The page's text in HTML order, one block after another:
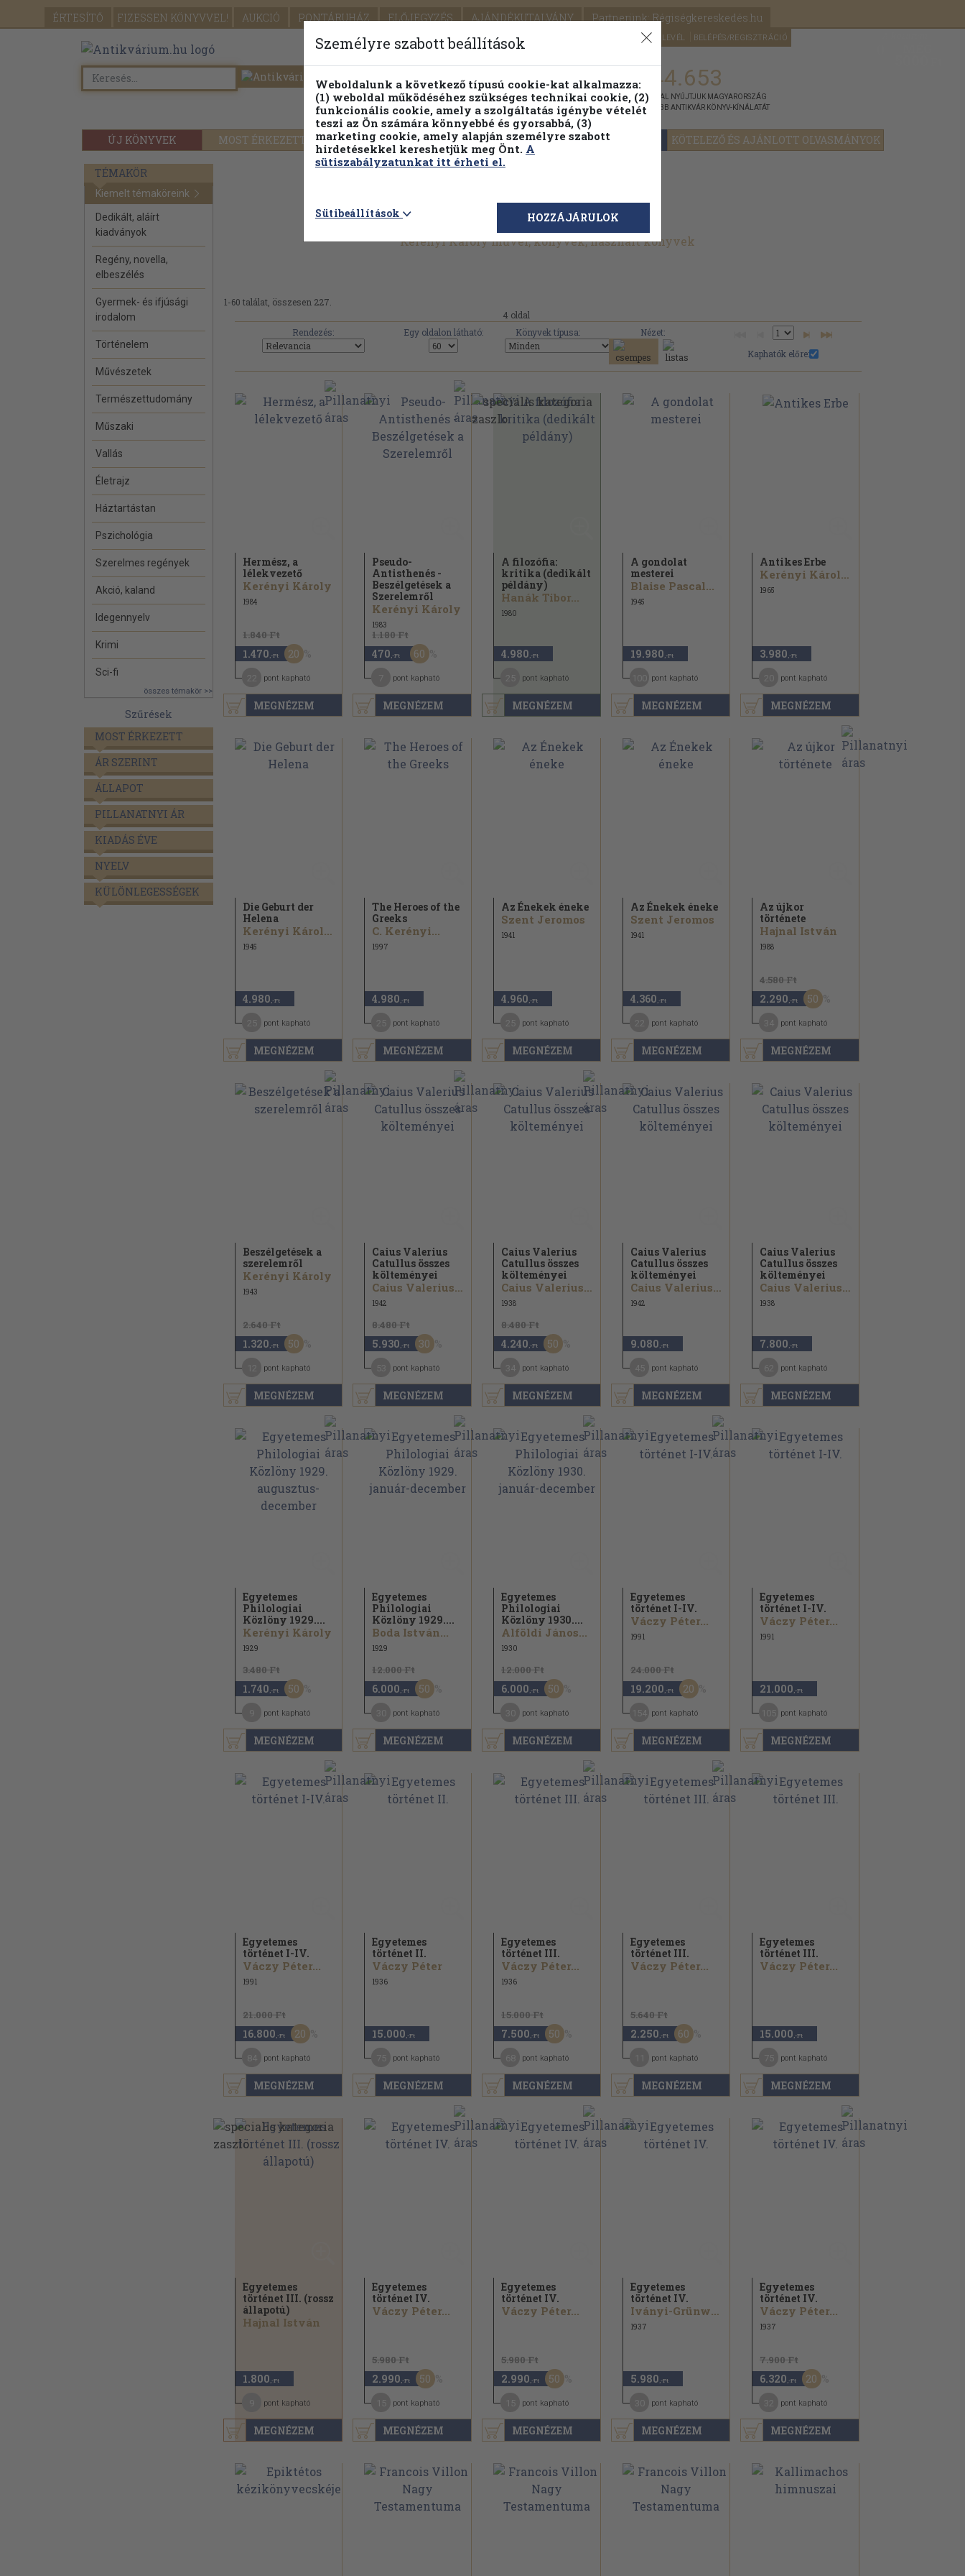
ÉRTESÍTŐ FIZESSEN KÖNYVVEL! AUKCIÓ PONTÁRUHÁZ ELŐJEGYZÉS AJÁNDÉKUTALVÁNY Partnerünk: Régiségkereskedés.hu
SEGÍTSÉG HÍRLEVÉL BELÉPÉS/REGISZTRÁCIÓ
ÚJ KÖNYVEK MOST ÉRKEZETT PILLANATNYI ÁRAINK FENNTARTHATÓ OLVASMÁNYOK KÖTELEZŐ ÉS AJÁNLOTT OLVASMÁNYOK
Részletes kereső Témaköri fa 1.144.653
KIADVÁNNYAL NYÚJTJUK MAGYARORSZÁG
LEGNAGYOBB ANTIKVÁR KÖNYV-KÍNÁLATÁT
TÉMAKÖR
Kiemelt témaköreink
Dedikált, aláírt
kiadványok
Regény, novella,
elbeszélés
Gyermek- és ifjúsági
irodalom
Történelem
Művészetek
Természettudomány
Műszaki
Vallás
Életrajz
Háztartástan
Pszichológia
Szerelmes regények
Akció, kaland
Idegennyelv
Krimi
Sci-fi
összes témakör >>
Szűrések
MOST ÉRKEZETT
ÁR SZERINT
ÁLLAPOT
PILLANATNYI ÁR
KIADÁS ÉVE
NYELV
KÜLÖNLEGESSÉGEK
Kerényi Károly művei, könyvek, használt könyvek
1-60 találat, összesen 227.
4 oldal
Rendezés:
Egy oldalon látható: Könyvek típusa:
Nézet:
Kaphatók előre:
MEGNÉZEM
Hermész, a
lélekvezető
Kerényi Károly
1984
1.840 Ft
1.470 ,-Ft 20
pont kapható
MEGNÉZEM
Pseudo-
Antisthenés -
Beszélgetések a
Szerelemről
Kerényi Károly
1983
1.180 Ft
470 ,-Ft 60
pont kapható
MEGNÉZEM
A filozófia:
kritika (dedikált
példány)
Hanák Tibor...
1980
4.980 ,-Ft
pont kapható
MEGNÉZEM
A gondolat
mesterei
Blaise Pascal...
1945
19.980 ,-Ft
pont kapható
MEGNÉZEM
Antikes Erbe
Kerényi Károly...
1965
3.980 ,-Ft
pont kapható
MEGNÉZEM
Die Geburt der
Helena
Kerényi Károly...
1945
4.980 ,-Ft
pont kapható
MEGNÉZEM
The Heroes of the
Greeks
C. Kerényi...
1997
4.980 ,-Ft
pont kapható
MEGNÉZEM
Az Énekek éneke
Szent Jeromos
1941
4.960 ,-Ft
pont kapható
MEGNÉZEM
Az Énekek éneke
Szent Jeromos
1941
4.360 ,-Ft
pont kapható
MEGNÉZEM
Az újkor
története
Hajnal István
1988
4.580 Ft
2.290 ,-Ft 50
pont kapható
MEGNÉZEM
Beszélgetések a
szerelemről
Kerényi Károly
1943
2.640 Ft
1.320 ,-Ft 50
pont kapható
MEGNÉZEM
Caius Valerius
Catullus összes
költeményei
Caius Valerius Catullus
1942
8.480 Ft
5.930 ,-Ft 30
pont kapható
MEGNÉZEM
Caius Valerius
Catullus összes
költeményei
Caius Valerius Catullus
1938
8.480 Ft
4.240 ,-Ft 50
pont kapható
MEGNÉZEM
Caius Valerius
Catullus összes
költeményei
Caius Valerius Catullus
1942
9.080 ,-Ft
pont kapható
MEGNÉZEM
Caius Valerius
Catullus összes
költeményei
Caius Valerius Catullus
1938
7.800 ,-Ft
pont kapható
MEGNÉZEM
Egyetemes
Philologiai
Közlöny 1929....
Kerényi Károly
1929
3.480 Ft
1.740 ,-Ft 50
pont kapható
MEGNÉZEM
Egyetemes
Philologiai
Közlöny 1929....
Boda István...
1929
12.000 Ft
6.000 ,-Ft 50
pont kapható
MEGNÉZEM
Egyetemes
Philologiai
Közlöny 1930....
Alföldi János...
1930
12.000 Ft
6.000 ,-Ft 50
pont kapható
MEGNÉZEM
Egyetemes
történet I-IV.
Váczy Péter...
1991
24.000 Ft
19.200 ,-Ft 20
pont kapható
MEGNÉZEM
Egyetemes
történet I-IV.
Váczy Péter...
1991
21.000 ,-Ft
pont kapható
MEGNÉZEM
Egyetemes
történet I-IV.
Váczy Péter...
1991
21.000 Ft
16.800 ,-Ft 20
pont kapható
MEGNÉZEM
Egyetemes
történet II.
Váczy Péter
1936
15.000 ,-Ft
pont kapható
MEGNÉZEM
Egyetemes
történet III.
Váczy Péter...
1936
15.000 Ft
7.500 ,-Ft 50
pont kapható
MEGNÉZEM
Egyetemes
történet III.
Váczy Péter...
5.640 Ft
2.250 ,-Ft 60
pont kapható
MEGNÉZEM
Egyetemes
történet III.
Váczy Péter...
15.000 ,-Ft
pont kapható
MEGNÉZEM
Egyetemes
történet III. (rossz
állapotú)
Hajnal István
1.800 ,-Ft
pont kapható
MEGNÉZEM
Egyetemes
történet IV.
Váczy Péter...
5.980 Ft
2.990 ,-Ft 50
pont kapható
MEGNÉZEM
Egyetemes
történet IV.
Váczy Péter...
5.980 Ft
2.990 ,-Ft 50
pont kapható
MEGNÉZEM
Egyetemes
történet IV.
Iványi-Grünwald Béla
1937
5.980 ,-Ft
pont kapható
MEGNÉZEM
Egyetemes
történet IV.
Váczy Péter...
1937
7.900 Ft
6.320 ,-Ft 20
pont kapható
Személyre szabott beállítások
Weboldalunk a következő típusú cookie-kat alkalmazza:
(1) weboldal működéséhez szükséges technikai cookie, (2)
funkcionális cookie, amely a szolgáltatás igénybe vételét
teszi az Ön számára könnyebbé és gyorsabbá, (3)
marketing cookie, amely alapján személyre szabott
hirdetésekkel kereshetjük meg Önt. A
sütiszabályzatunkat itt érheti el.
Sütibeállítások HOZZÁJÁRULOK